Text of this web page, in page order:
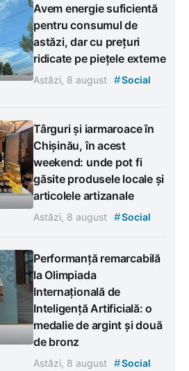
Avem energie suficientă
pentru consumul de
astăzi, dar cu prețuri
ridicate pe piețele externe
Astăzi, 8 august #Social
Târguri și iarmaroace în
Chișinău, în acest
weekend: unde pot fi
găsite produsele locale și
articolele artizanale
Astăzi, 8 august #Social
Performanță remarcabilă
la Olimpiada
Internațională de
Inteligență Artificială: o
medalie de argint și două
de bronz
Astăzi, 8 august #Social